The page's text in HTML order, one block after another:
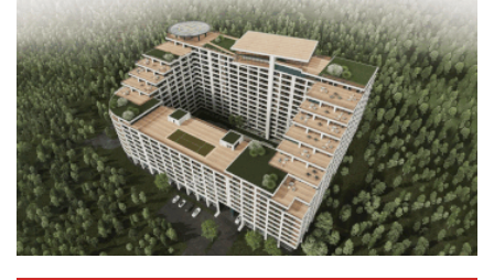
Հարավային Լիբանանում պայթյունի հետևանքով
զոհվել է առնվազն երկու իսրայելցի զինծառայող
3 ժամ առաջ
Բախվել են «Jeep»-ն ու «Ford»-ը. կա 4 վիրավոր
4 ժամ առաջ
Խոշոր հրդեհ՝ Գավառի Արծվաքար թաղամասի